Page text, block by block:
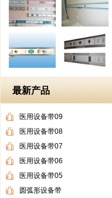
最新产品
医用设备带09
医用设备带08
医用设备带07
医用设备带06
医用设备带05
圆弧形设备带